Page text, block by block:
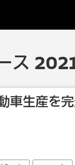
ス
生産を